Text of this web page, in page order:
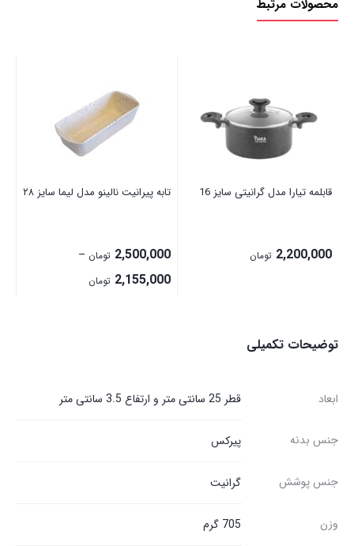
محصولات مرتبط
قابلمه تیارا مدل گرانیتی سایز 16
2,200,000 تومان
تابه پیرانیت نالینو مدل لیما سایز ۲۸
2,500,000 تومان –
2,155,000 تومان
توضیحات تکمیلی
ابعاد قطر 25 سانتی متر و ارتفاع 3.5 سانتی متر
جنس بدنه پیرکس
جنس پوشش گرانیت
وزن 705 گرم